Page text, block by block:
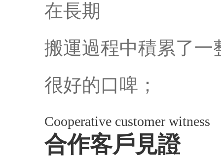
在長期
搬運過程中積累了一
很好的口啤；
Cooperative customer witness
合作客戶見證